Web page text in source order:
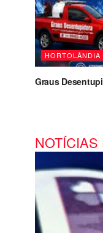
HORTOLÂNDIA
Graus